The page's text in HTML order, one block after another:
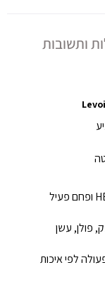
ותשובות
– מסנן מקדים, HEPA ופחם פעיל
פולן, עשן
לפי איכות